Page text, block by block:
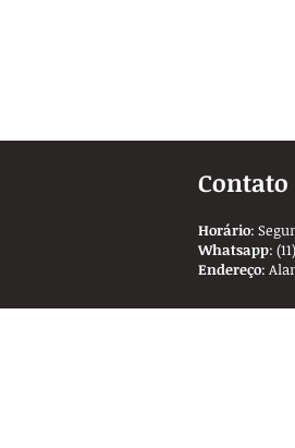
Contato
Horário:
Whatsapp:
Endereço: